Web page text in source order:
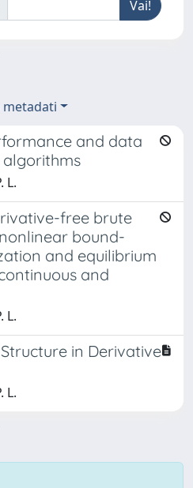
and data
L.
free brute
bound-
and equilibrium
and
L.
in Derivative
L.